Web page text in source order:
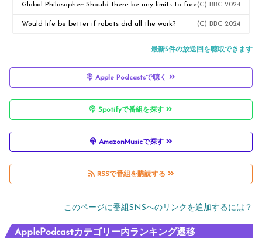
Global Philosopher: Should there be any limits to free
speech?
(C) BBC 2024
Would life be better if robots did all the work? (C) BBC 2024
最新5件の放送回を聴取できます
Apple Podcastsで聴く
Spotifyで番組を探す
AmazonMusicで探す
RSSで番組を購読する
このページに番組SNSへのリンクを追加するには？
ApplePodcastカテゴリー内ランキング遷移